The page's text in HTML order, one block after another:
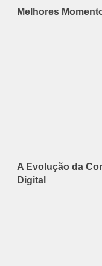
Melhores
A Evolução da
Digital